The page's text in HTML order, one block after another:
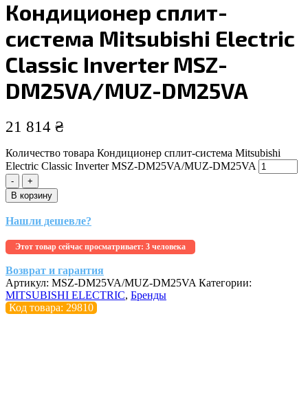
Кондиционер сплит-
система Mitsubishi Electric
Classic Inverter MSZ-
DM25VA/MUZ-DM25VA
21 814 ₴
Количество товара Кондиционер сплит-система Mitsubishi
Electric Classic Inverter MSZ-DM25VA/MUZ-DM25VA
-
+
В корзину
Нашли дешевле?
Этот товар сейчас просматривает: 3 человека
Возврат и гарантия
Артикул: MSZ-DM25VA/MUZ-DM25VA Категории:
MITSUBISHI ELECTRIC, Бренды
Код товара: 29810